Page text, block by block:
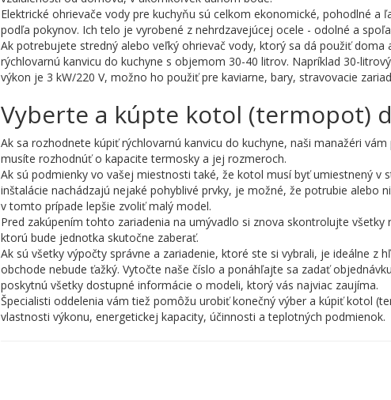
Elektrické ohrievače vody pre kuchyňu sú celkom ekonomické, pohodlné a
podľa pokynov. Ich telo je vyrobené z nehrdzavejúcej ocele - odolné a
Ak potrebujete stredný alebo veľký ohrievač vody, ktorý sa dá použiť
rýchlovarnú kanvicu do kuchyne s objemom 30-40 litrov. Napríklad 30-
výkon je 3 kW/220 V, možno ho použiť pre kaviarne, bary, stravovacie
Vyberte a kúpte kotol (termopot)
Ak sa rozhodnete kúpiť rýchlovarnú kanvicu do kuchyne, naši manažéri
musíte rozhodnúť o kapacite termosky a jej rozmeroch.
Ak sú podmienky vo vašej miestnosti také, že kotol musí byť umiestnený v
inštalácie nachádzajú nejaké pohyblivé prvky, je možné, že potrubie alebo
v tomto prípade lepšie zvoliť malý model.
Pred zakúpením tohto zariadenia na umývadlo si znova skontrolujte
ktorú bude jednotka skutočne zaberať.
Ak sú všetky výpočty správne a zariadenie, ktoré ste si vybrali, je ideálne
obchode nebude ťažký. Vytočte naše číslo a ponáhľajte sa zadať
poskytnú všetky dostupné informácie o modeli, ktorý vás najviac zaujíma.
Špecialisti oddelenia vám tiež pomôžu urobiť konečný výber a kúpiť kotol
vlastnosti výkonu, energetickej kapacity, účinnosti a teplotných podmienok.